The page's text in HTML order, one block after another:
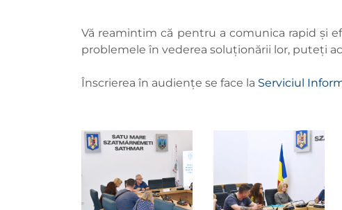
Vă reamintim că pentru a comunica rapid și
problemele în vederea soluționării lor, puteți
Înscrierea în audiențe se face la Serviciul